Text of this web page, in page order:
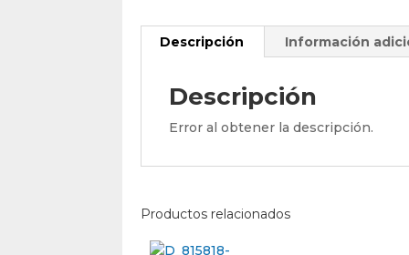
Descripción Información
Descripción
Error al obtener la descripción.
Productos relacionados